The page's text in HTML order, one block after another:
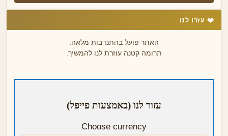
❤️ עזרו לנו
האתר פועל בהתנדבות מלאה.
תרומה קטנה עוזרת לנו להמשיך.
עזור לנו (באמצעות פייפל)
Choose currency